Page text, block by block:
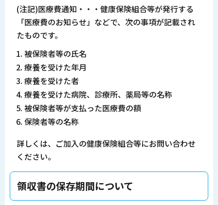
(注記)医療費通知・・・健康保険組合等が発行する
「医療費のお知らせ」などで、次の事項が記載され
たものです。
被保険者等の氏名
療養を受けた年月
療養を受けた者
療養を受けた病院、診療所、薬局等の名称
被保険者等が支払った医療費の額
保険者等の名称
詳しくは、ご加入の健康保険組合等にお問い合わせ
ください。
領収書の保存期間について